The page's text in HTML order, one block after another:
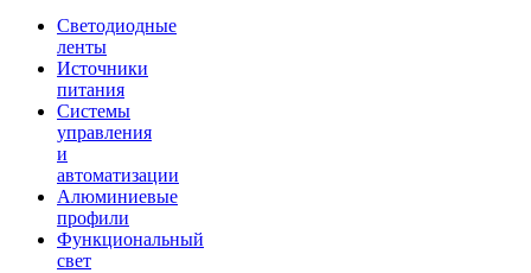
Светодиодные
ленты
Источники
питания
Системы
управления
и
автоматизации
Алюминиевые
профили
Функциональный
свет